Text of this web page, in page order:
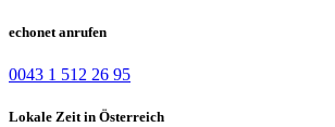
echonet anrufen
0043 1 512 26 95
Lokale Zeit in Österreich